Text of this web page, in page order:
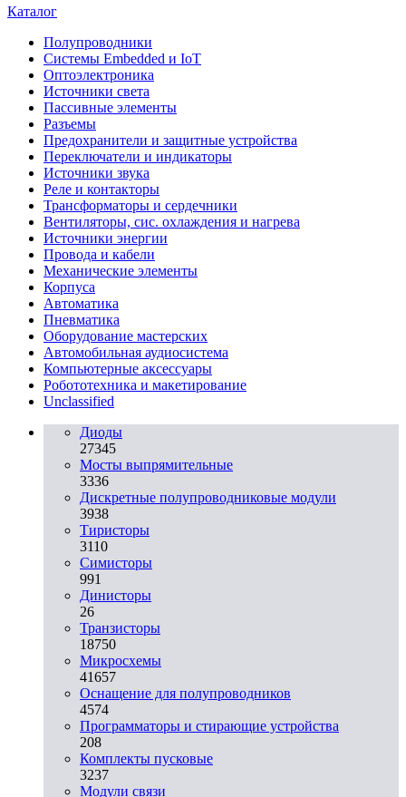
Каталог
Полупроводники
Системы Embedded и IoT
Oптоэлектроника
Источники света
Пассивные элементы
Разъeмы
Предохранители и защитные устройства
Переключатели и индикаторы
Источники звука
Реле и контакторы
Трансформаторы и сердечники
Вентиляторы, сис. охлаждения и нагрева
Источники энергии
Провода и кабели
Механические элементы
Корпуса
Автоматика
Пневматика
Оборудование мастерских
Автомобильная аудиосистема
Компьютерные аксессуары
Робототехника и макетирование
Unclassified
Диоды
27345
Мосты выпрямительные
3336
Дискретные полупроводниковые модули
3938
Тиристоры
3110
Симисторы
991
Динисторы
26
Транзисторы
18750
Микросхемы
41657
Оснащение для полупроводников
4574
Программаторы и стирающие устройства
208
Комплекты пусковые
3237
Модули связи